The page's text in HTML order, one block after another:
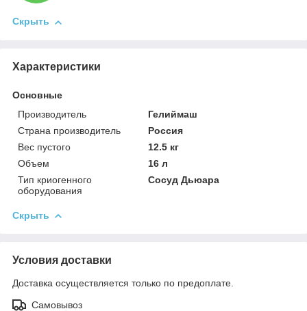
Скрыть
Характеристики
Основные
Производитель
Гелиймаш
Страна производитель
Россия
Вес пустого
12.5 кг
Объем
16 л
Тип криогенного
оборудования
Сосуд Дьюара
Скрыть
Условия доставки
Доставка осуществляется только по предоплате.
Самовывоз